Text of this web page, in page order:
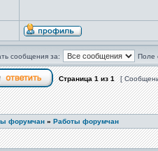
сообщения за: Поле
Страница1из1 [
форумчан » Работы форумчан